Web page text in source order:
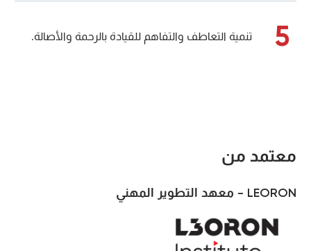
5 تنمية التعاطف والتفاهم للقيادة بالرحمة والأصالة.
معتمد من
LEORON - معهد التطوير المهني